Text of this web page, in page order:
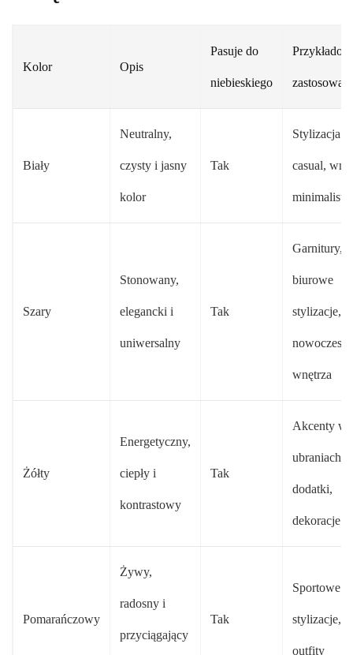
Kolor Opis
Pasuje do
niebieskiego
Biały
Neutralny,
czysty i jasny
kolor
Tak
Stylizacja
casual,
Szary
Stonowany,
elegancki i
uniwersalny
Tak
Garnitury,
biurowe
stylizacje,
nowoczesne
wnętrza
Żółty
Energetyczny,
ciepły i
kontrastowy
Tak
Akcenty w
ubraniach,
dodatki,
dekoracje
Pomarańczowy
Żywy,
radosny i
przyciągający
Tak
Sportowe
stylizacje,
outfity